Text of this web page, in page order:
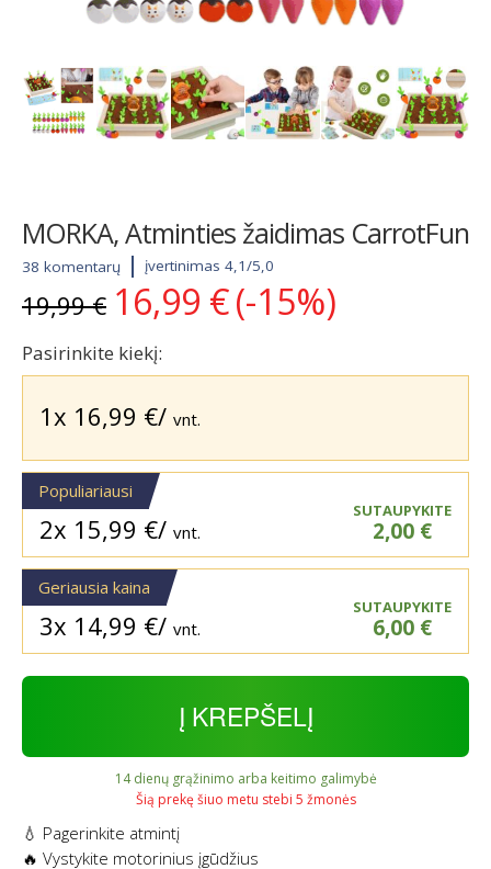
MORKA, Atminties žaidimas CarrotFun
38 komentarų įvertinimas 4,1/5,0
19,99€ Original
price
was:
19,99 €.
16,99 € Current
price
16,99 €.
(-15%)
Pasirinkite kiekį:
1x 16,99 €/ vnt.
Populiariausi
2x 15,99 €/ vnt.
SUTAUPYKITE
2,00 €
Geriausia kaina
3x 14,99 €/ vnt.
SUTAUPYKITE
6,00 €
Į KREPŠELĮ
14 dienų grąžinimo arba keitimo galimybė
Šią prekę šiuo metu stebi 5 žmonės
💧 Pagerinkite atmintį
🔥 Vystykite motorinius įgūdžius